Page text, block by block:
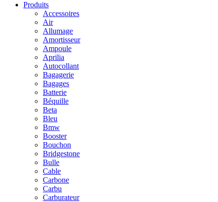
Produits
Accessoires
Air
Allumage
Amortisseur
Ampoule
Aprilia
Autocollant
Bagagerie
Bagages
Batterie
Béquille
Beta
Bleu
Bmw
Booster
Bouchon
Bridgestone
Bulle
Cable
Carbone
Carbu
Carburateur